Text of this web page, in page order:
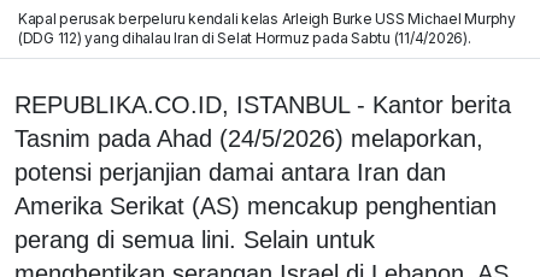
Kapal perusak berpeluru kendali kelas Arleigh Burke USS Michael Murphy
(DDG 112) yang dihalau Iran di Selat Hormuz pada Sabtu (11/4/2026).
REPUBLIKA.CO.ID, ISTANBUL - Kantor berita
Tasnim pada Ahad (24/5/2026) melaporkan,
potensi perjanjian damai antara Iran dan
Amerika Serikat (AS) mencakup penghentian
perang di semua lini. Selain untuk